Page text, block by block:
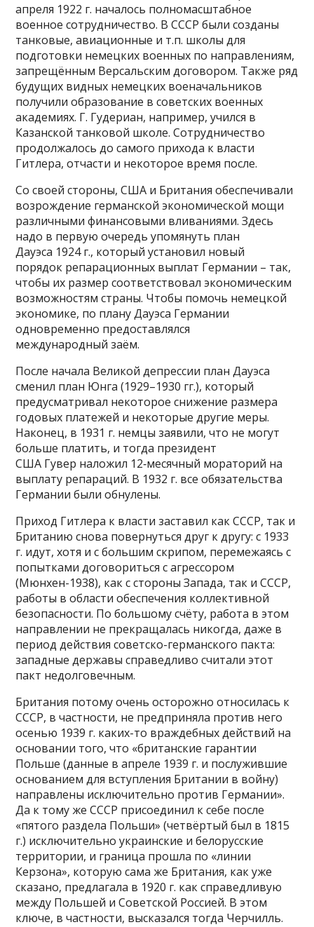
апреля 1922 г. началось полномасштабное
военное сотрудничество. В СССР были созданы
танковые, авиационные и т.п. школы для
подготовки немецких военных по направлениям,
запрещённым Версальским договором. Также ряд
будущих видных немецких военачальников
получили образование в советских военных
академиях. Г. Гудериан, например, учился в
Казанской танковой школе. Сотрудничество
продолжалось до самого прихода к власти
Гитлера, отчасти и некоторое время после.
Со своей стороны, США и Британия обеспечивали
возрождение германской экономической мощи
различными финансовыми вливаниями. Здесь
надо в первую очередь упомянуть план
Дауэса 1924 г., который установил новый
порядок репарационных выплат Германии – так,
чтобы их размер соответствовал экономическим
возможностям страны. Чтобы помочь немецкой
экономике, по плану Дауэса Германии
одновременно предоставлялся
международный заём.
После начала Великой депрессии план Дауэса
сменил план Юнга (1929–1930 гг.), который
предусматривал некоторое снижение размера
годовых платежей и некоторые другие меры.
Наконец, в 1931 г. немцы заявили, что не могут
больше платить, и тогда президент
США Гувер наложил 12‑месячный мораторий на
выплату репараций. В 1932 г. все обязательства
Германии были обнулены.
Приход Гитлера к власти заставил как СССР, так и
Британию снова повернуться друг к другу: с 1933
г. идут, хотя и с большим скрипом, перемежаясь с
попытками договориться с агрессором
(Мюнхен-1938), как с стороны Запада, так и СССР,
работы в области обеспечения коллективной
безопасности. По большому счёту, работа в этом
направлении не прекращалась никогда, даже в
период действия советско-германского пакта:
западные державы справедливо считали этот
пакт недолговечным.
Британия потому очень осторожно относилась к
СССР, в частности, не предприняла против него
осенью 1939 г. каких-то враждебных действий на
основании того, что «британские гарантии
Польше (данные в апреле 1939 г. и послужившие
основанием для вступления Британии в войну)
направлены исключительно против Германии».
Да к тому же СССР присоединил к себе после
«пятого раздела Польши» (четвёртый был в 1815
г.) исключительно украинские и белорусские
территории, и граница прошла по «линии
Керзона», которую сама же Британия, как уже
сказано, предлагала в 1920 г. как справедливую
между Польшей и Советской Россией. В этом
ключе, в частности, высказался тогда Черчилль.